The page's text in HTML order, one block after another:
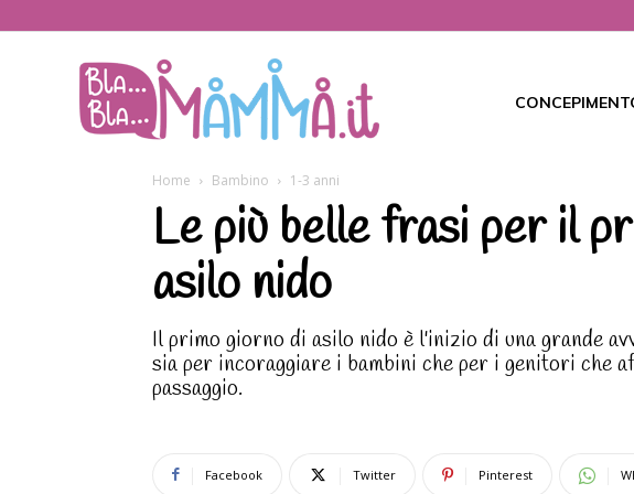
Home Bambino 1-3 anni
Le più belle frasi per il
asilo nido
Il primo giorno di asilo nido è l'inizio di una grande
sia per incoraggiare i bambini che per i genitori che
passaggio.
Facebook Twitter Pinterest